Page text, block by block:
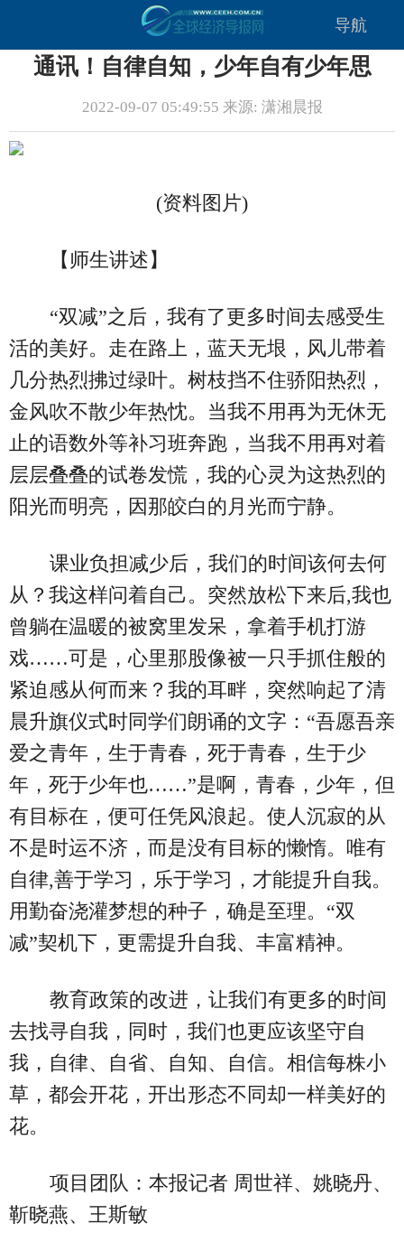
导航
通讯！自律自知，少年自有少年思
2022-09-07 05:49:55 来源: 潇湘晨报
(资料图片)
【师生讲述】
“双减”之后，我有了更多时间去感受生
活的美好。走在路上，蓝天无垠，风儿带着
几分热烈拂过绿叶。树枝挡不住骄阳热烈，
金风吹不散少年热忱。当我不用再为无休无
止的语数外等补习班奔跑，当我不用再对着
层层叠叠的试卷发慌，我的心灵为这热烈的
阳光而明亮，因那皎白的月光而宁静。
课业负担减少后，我们的时间该何去何
从？我这样问着自己。突然放松下来后,我也
曾躺在温暖的被窝里发呆，拿着手机打游
戏……可是，心里那股像被一只手抓住般的
紧迫感从何而来？我的耳畔，突然响起了清
晨升旗仪式时同学们朗诵的文字：“吾愿吾亲
爱之青年，生于青春，死于青春，生于少
年，死于少年也……”是啊，青春，少年，但
有目标在，便可任凭风浪起。使人沉寂的从
不是时运不济，而是没有目标的懒惰。唯有
自律,善于学习，乐于学习，才能提升自我。
用勤奋浇灌梦想的种子，确是至理。“双
减”契机下，更需提升自我、丰富精神。
教育政策的改进，让我们有更多的时间
去找寻自我，同时，我们也更应该坚守自
我，自律、自省、自知、自信。相信每株小
草，都会开花，开出形态不同却一样美好的
花。
项目团队：本报记者 周世祥、姚晓丹、
靳晓燕、王斯敏